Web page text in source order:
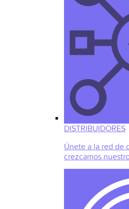
DISTRIBUIDORES
Únete a la red de
crezcamos